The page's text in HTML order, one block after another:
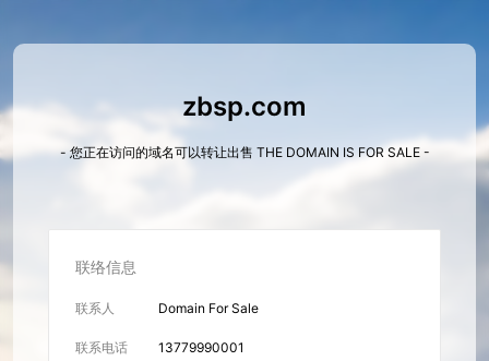
zbsp.com
- 您正在访问的域名可以转让出售 THE DOMAIN IS FOR SALE -
联络信息
联系人 Domain For Sale
联系电话 13779990001